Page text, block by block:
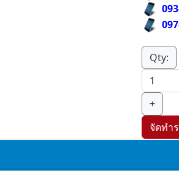
Qty:
+
จัดทำ